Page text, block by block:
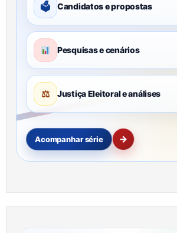
🗳 Candidatos e propostas
Pesquisas e cenários
⚖ Justiça Eleitoral e análises
Acompanhar série →